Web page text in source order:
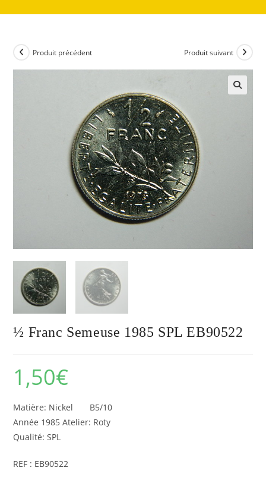
Produit précédent Produit suivant
½ Franc Semeuse 1985 SPL EB90522
1,50€
Matière: Nickel B5/10
Année 1985 Atelier: Roty
Qualité: SPL
REF : EB90522